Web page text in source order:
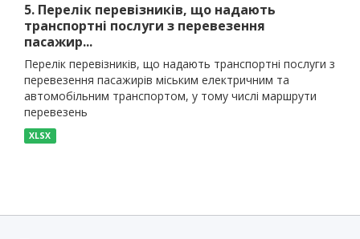
5. Перелік перевізників, що надають
транспортні послуги з перевезення
пасажир...
Перелік перевізників, що надають транспортні послуги з
перевезення пасажирів міським електричним та
автомобільним транспортом, у тому числі маршрути
перевезень
XLSX